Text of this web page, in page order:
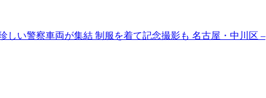
い警察車両が集結 制服を着て記念撮影も 名古屋・中川区 –